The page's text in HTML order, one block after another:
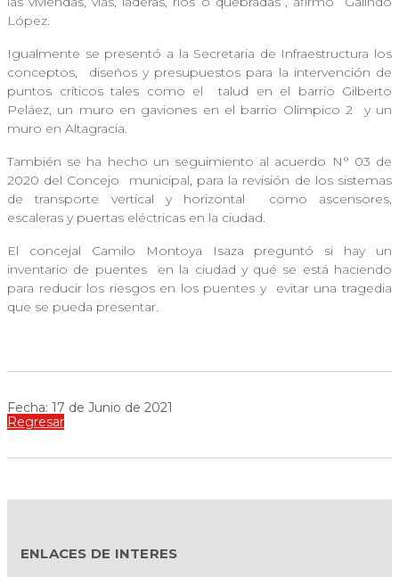
López.
Igualmente se presentó a la Secretaria de Infraestructura los
conceptos,
diseños y presupuestos para la intervención de
puntos críticos tales como el
talud en el barrio Gilberto
Peláez, un muro en gaviones en el barrio Olímpico 2
y un
muro en Altagracia.
También se ha hecho un seguimiento al acuerdo N° 03 de
2020 del Concejo
municipal, para la revisión de los sistemas
de transporte vertical y horizontal
como ascensores,
escaleras y puertas eléctricas en la ciudad.
El concejal Camilo Montoya Isaza preguntó si hay un
inventario de puentes
en la ciudad y qué se está haciendo
para reducir los riesgos en los puentes y
evitar una tragedia
que se pueda presentar.
Fecha: 17 de Junio de 2021
Regresar
ENLACES DE INTERES